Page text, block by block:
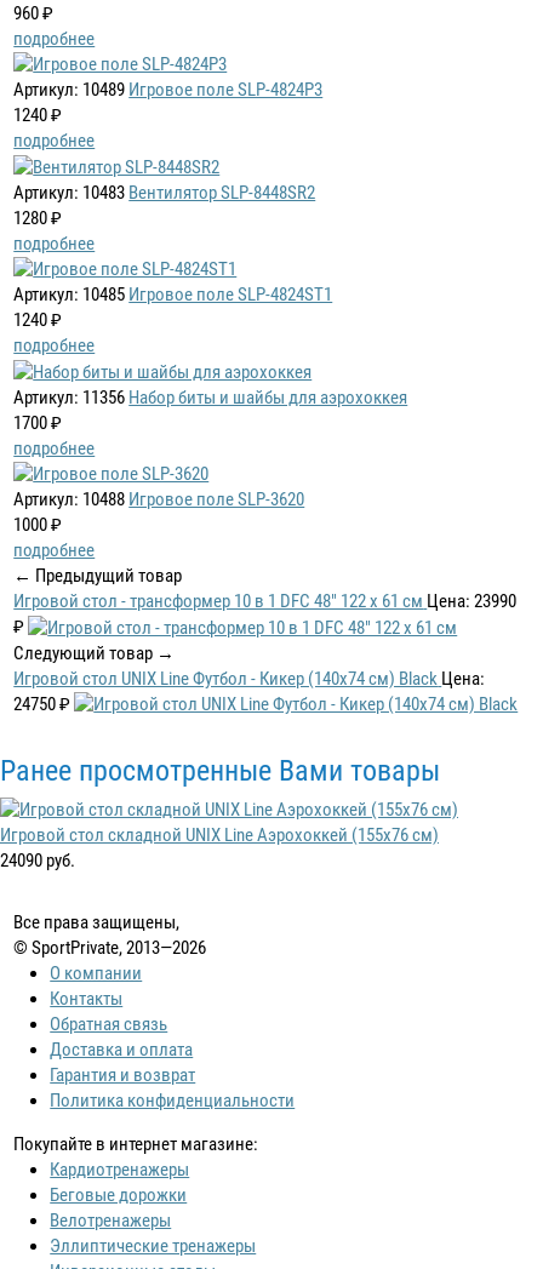
960 ₽
подробнее
Артикул: 10489 Игровое поле SLP-4824P3
1240 ₽
подробнее
Артикул: 10483 Вентилятор SLP-8448SR2
1280 ₽
подробнее
Артикул: 10485 Игровое поле SLP-4824ST1
1240 ₽
подробнее
Артикул: 11356 Набор биты и шайбы для аэрохоккея
1700 ₽
подробнее
Артикул: 10488 Игровое поле SLP-3620
1000 ₽
подробнее
← Предыдущий товар
Игровой стол - трансформер 10 в 1 DFC 48" 122 x 61 см Цена: 23990
₽
Следующий товар →
Игровой стол UNIX Line Футбол - Кикер (140х74 cм) Black Цена:
24750 ₽
Ранее просмотренные Вами товары
Игровой стол складной UNIX Line Аэрохоккей (155х76 cм)
24090 руб.
Все права защищены,
© SportPrivate, 2013—2026
О компании
Контакты
Обратная связь
Доставка и оплата
Гарантия и возврат
Политика конфиденциальности
Покупайте в интернет магазине:
Кардиотренажеры
Беговые дорожки
Велотренажеры
Эллиптические тренажеры